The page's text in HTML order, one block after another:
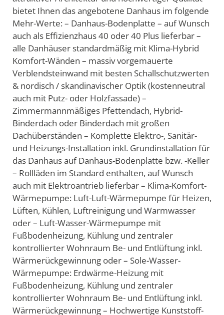
bietet Ihnen das angebotene Danhaus im folgende
Mehr-Werte: – Danhaus-Bodenplatte – auf Wunsch
auch als Effizienzhaus 40 oder 40 Plus lieferbar –
alle Danhäuser standardmäßig mit Klima-Hybrid
Komfort-Wänden – massiv vorgemauerte
Verblendsteinwand mit besten Schallschutzwerten
& nordisch / skandinavischer Optik (kostenneutral
auch mit Putz- oder Holzfassade) –
Zimmermannmäßiges Pfettendach, Hybrid-
Binderdach oder Binderdach mit großen
Dachüberständen – Komplette Elektro-, Sanitär-
und Heizungs-Installation inkl. Grundinstallation für
das Danhaus auf Danhaus-Bodenplatte bzw. -Keller
– Rollläden im Standard enthalten, auf Wunsch
auch mit Elektroantrieb lieferbar – Klima-Komfort-
Wärmepumpe: Luft-Luft-Wärmepumpe für Heizen,
Lüften, Kühlen, Luftreinigung und Warmwasser
oder – Luft-Wasser-Wärmepumpe mit
Fußbodenheizung, Kühlung und zentraler
kontrollierter Wohnraum Be- und Entlüftung inkl.
Wärmerückgewinnung oder – Sole-Wasser-
Wärmepumpe: Erdwärme-Heizung mit
Fußbodenheizung, Kühlung und zentraler
kontrollierter Wohnraum Be- und Entlüftung inkl.
Wärmerückgewinnung – Hochwertige Kunststoff-